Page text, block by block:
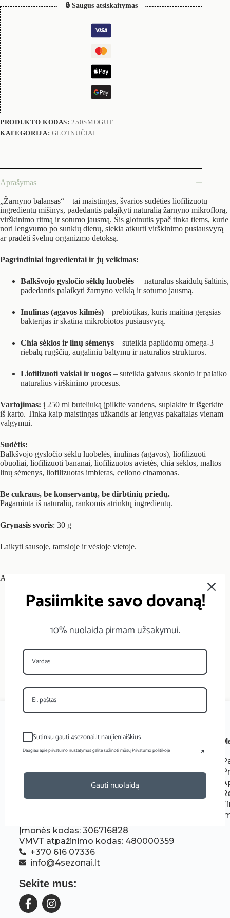
🔒 Saugus atsiskaitymas
PRODUKTO KODAS:250SMOGUT
KATEGORIJA: GLOTNUČIAI
Aprašymas
„Žarnyno balansas“ – tai maistingas, švarios sudėties liofilizuotų
ingredientų mišinys, padedantis palaikyti natūralią žarnyno mikroflorą,
virškinimo ritmą ir sotumo jausmą. Šis glotnutis ypač tinka tiems, kurie
nori lengvumo po sunkių dienų, siekia atkurti virškinimo pusiausvyrą
ar pradėti švelnų organizmo detoksą.
Pagrindiniai ingredientai ir jų veikimas:
Balkšvojo gysločio sėklų luobelės – natūralus skaidulų šaltinis,
padedantis palaikyti žarnyno veiklą ir sotumo jausmą.
Inulinas (agavos kilmės) – prebiotikas, kuris maitina gerąsias
bakterijas ir skatina mikrobiotos pusiausvyrą.
Chia sėklos ir linų sėmenys – suteikia papildomų omega-3
riebalų rūgščių, augalinių baltymų ir natūralios struktūros.
Liofilizuoti vaisiai ir uogos – suteikia gaivaus skonio ir palaiko
natūralius virškinimo procesus.
Vartojimas: į 250 ml buteliuką įpilkite vandens, suplakite ir išgerkite
iš karto. Tinka kaip maistingas užkandis ar lengvas pakaitalas vienam
valgymui.
Sudėtis:
Balkšvojo gysločio sėklų luobelės, inulinas (agavos), liofilizuoti
obuoliai, liofilizuoti bananai, liofilizuotos avietės, chia sėklos, maltos
linų sėmenys, liofilizuotas imbieras, ceilono cinamonas.
Be cukraus, be konservantų, be dirbtinių priedų.
Pagaminta iš natūralių, rankomis atrinktų ingredientų.
Grynasis svoris: 30 g
Laikyti sausoje, tamsioje ir vėsioje vietoje.
Atsiliepimai (0)
Įmonės kodas: 306716828
VMVT atpažinimo kodas: 480000359
+370 616 07336
info@4sezonai.lt
Sekite mus:
Pasiimkite savo dovaną!
10% nuolaida pirmam užsakymui.
Sutinku gauti 4sezonai.lt naujienlaiškius
Daugiau apie privatumo nustatymus galite sužinoti mūsų Privatumo politikoje
Gauti nuolaidą